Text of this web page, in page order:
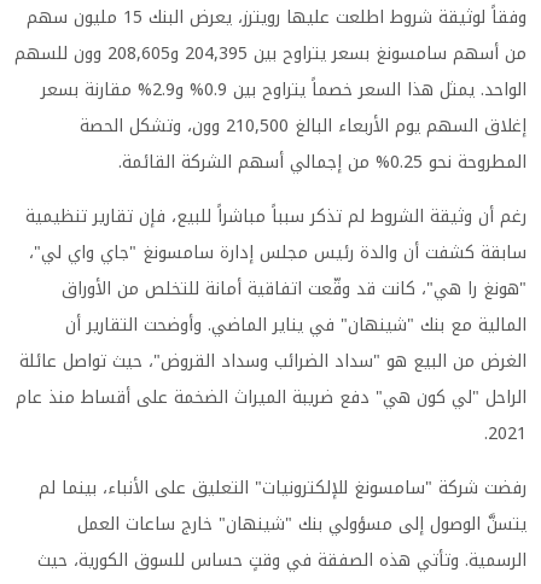
وفقاً لوثيقة شروط اطلعت عليها رويترز، يعرض البنك 15 مليون سهم
من أسهم سامسونغ بسعر يتراوح بين 204,395 و208,605 وون للسهم
الواحد. يمثل هذا السعر خصماً يتراوح بين 0.9% و2.9% مقارنة بسعر
إغلاق السهم يوم الأربعاء البالغ 210,500 وون، وتشكل الحصة
المطروحة نحو 0.25% من إجمالي أسهم الشركة القائمة.
رغم أن وثيقة الشروط لم تذكر سبباً مباشراً للبيع، فإن تقارير تنظيمية
سابقة كشفت أن والدة رئيس مجلس إدارة سامسونغ "جاي واي لي"،
"هونغ را هي"، كانت قد وقّعت اتفاقية أمانة للتخلص من الأوراق
المالية مع بنك "شينهان" في يناير الماضي. وأوضحت التقارير أن
الغرض من البيع هو "سداد الضرائب وسداد القروض"، حيث تواصل عائلة
الراحل "لي كون هي" دفع ضريبة الميراث الضخمة على أقساط منذ عام
2021.
رفضت شركة "سامسونغ للإلكترونيات" التعليق على الأنباء، بينما لم
يتسنَّ الوصول إلى مسؤولي بنك "شينهان" خارج ساعات العمل
الرسمية. وتأتي هذه الصفقة في وقتٍ حساس للسوق الكورية، حيث